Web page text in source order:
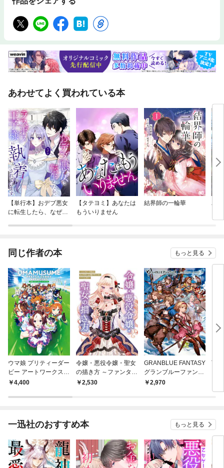
あわせてよく買われている本
【単行本】おデブ悪女
に転生したら、なぜか
【タテヨミ】あなたは
もういりません
結界師の一輪華
バ
今
同じ作者の本 もっと見る
ウマ娘 プリティーダー
ビー アートワークス V
ol.01
4,400
令嬢・悪役令嬢・聖女
の描き方 ～ファンタジ
ーで映えるキャラクタ
2,530
GRANBLUE FANTASY
グランブルーファンタ
ジー GRAPHIC ARCHI
2,970
一迅社のおすすめ本 もっと見る